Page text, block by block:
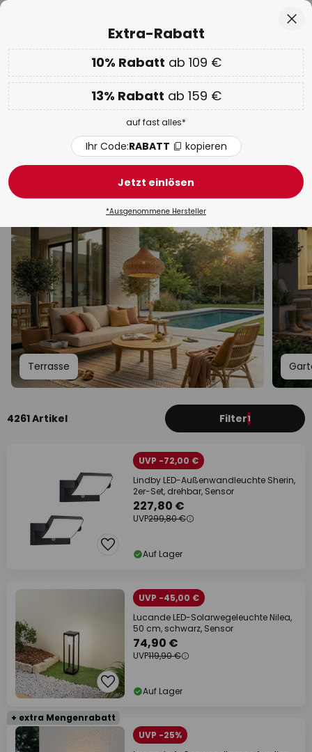
Nur
02D 22H 23M 12S
EXTRA 10% ab 109 € & 13% ab 159 €auf fast alles
Code:RABATT kopieren
WOW Week:Bis zu -70%
Außenleuchten
Mit Bewegungsmelder
Terrasse
4261 Artikel Filter1
UVP -72,00 €
Lindby LED-Außenwandleuchte Sherin,
2er-Set, drehbar, Sensor
227,80 €
UVP299,80 €
Auf Lager
UVP -45,00 €
Lucande LED-Solarwegeleuchte Nilea,
50 cm, schwarz, Sensor
74,90 €
UVP119,90 €
Auf Lager
+ extra Mengenrabatt
UVP -25%
Extra-Rabatt
10% Rabatt ab 109 €
13% Rabatt ab 159 €
auf fast alles*
Ihr Code:RABATT kopieren
Jetzt einlösen
*Ausgenommene Hersteller